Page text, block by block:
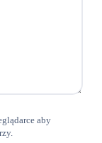
aby